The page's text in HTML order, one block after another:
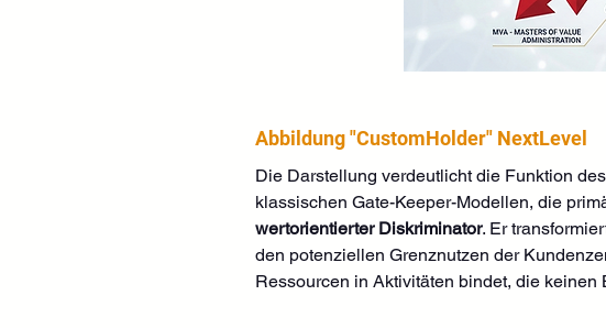
Abbildung "CustomHolder" NextLevel
Die Darstellung verdeutlicht die Funktion
klassischen Gate-Keeper-Modellen, die
wertorientierter Diskriminator. Er
den potenziellen Grenznutzen der
Ressourcen in Aktivitäten bindet, die